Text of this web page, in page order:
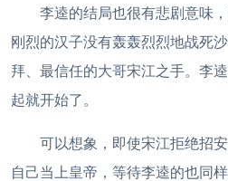
李逵的结局也很有悲剧意味
刚烈的汉子没有轰轰烈烈地战死
拜、最信任的大哥宋江之手。李
起就开始了。
可以想象，即使宋江拒绝招
自己当上皇帝，等待李逵的也同